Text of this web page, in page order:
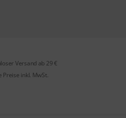
Versand ab 29 €
Preise inkl. MwSt.